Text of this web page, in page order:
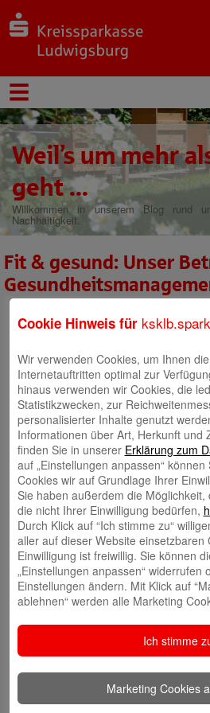
Weil’s um mehr
geht ...
Willkommen in unserem Blog rund
Nachhaltigkeit.
Fit & gesund: Unser
Yoga BeWegt: Ein Ausgleich zum
Unser Unternehmen setzt auf das
und startet den Frühling mit einem
abzubauen und frische Energie zu
Ausgeglichene Mitarbeiter sind
Vielen Dank an unsere Kollegin Sabine
jeden Mittwoch eine Stunde voller
Cookie Hinweis für
Wir verwenden Cookies, um Ihnen
Internetauftritten optimal zur
hinaus verwenden wir Cookies, die
Statistikzwecken, zur
personalisierter Inhalte genutzt
Informationen über Art, Herkunft und
finden Sie in unserer Erklärung zum
auf „Einstellungen anpassen“
Cookies wir auf Grundlage Ihrer
Sie haben außerdem die Möglichkeit,
die nicht Ihrer Einwilligung bedürfen,
Durch Klick auf “Ich stimme zu“
aller auf dieser Website einsetzbaren
Einwilligung ist freiwillig. Sie können
„Einstellungen anpassen“ widerrufen
Einstellungen ändern. Mit Klick auf
ablehnen“ werden alle Marketing
Ich stimme
Marketing Cookies